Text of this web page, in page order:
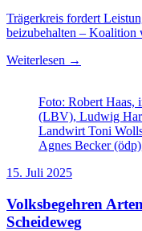
Trägerkreis fordert
beizubehalten – Koalition
Weiterlesen →
Foto: Robert Haas,
(LBV), Ludwig
Landwirt Toni
Agnes Becker
15. Juli 2025
Volksbegehren
Scheideweg